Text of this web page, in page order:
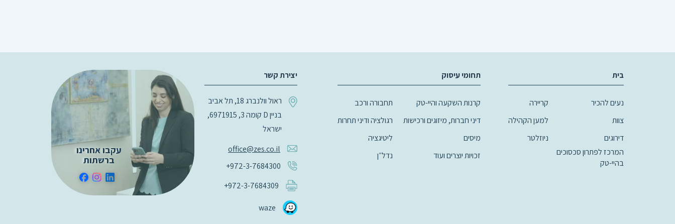
בית
נעים להכיר
צוות
דירוגים
קריירה
למען הקהילה
ניוזלטר
המרכז לפתרון סכסוכים
בהיי-טק
תחומי עיסוק
קרנות השקעה והיי-טק
דיני חברות, מיזוגים ורכישות
מיסים
זכויות יוצרים ועוד
תחבורה ורכב
רגולציה ודיני תחרות
ליטיגציה
נדל״ן
יצירת קשר
ראול וולנברג 18, תל אביב
בניין D קומה 3, 6971915,
ישראל
office@zes.co.il
+972-3-7684300
+972-3-7684309
waze
עקבו אחרינו
ברשתות